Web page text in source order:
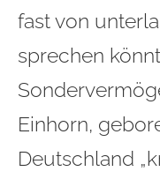
fast von
sprechen
Einhorn,
Deutschland